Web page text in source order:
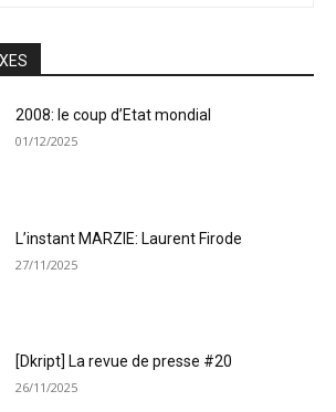
2008: le coup d’Etat mondial
01/12/2025
L’instant MARZIE: Laurent Firode
27/11/2025
[Dkript] La revue de presse #20
26/11/2025